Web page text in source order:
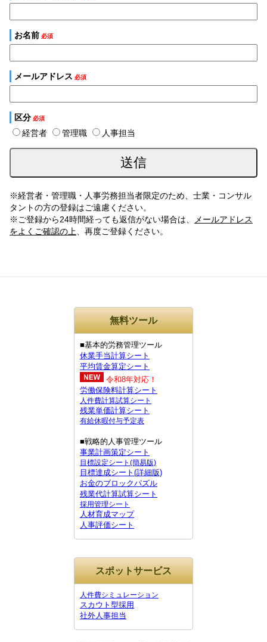
お名前 必須
メールアドレス 必須
区分必須
経営者 管理職 人事担当
※経営者・管理職・人事労務担当者限定のため、士業・コンサル
タントの方の登録はご遠慮ください。
※ご登録から24時間経っても返信がない場合は、
メールアドレス
をよくご確認の上 、再度ご登録ください。
無料ツール
■基本的労務管理ツール
休業手当計算シート
平均賃金算定シート
令和8年対応！
労働保険料計算シート
人件費計算試算シート
残業単価計算シート
有給休暇付与予定表
■戦略的人事管理ツール
事業計画策定シート
目標設定シート(簡易版)
目標達成シート(詳細版)
お金のブロックパズル
残業代計算試算シート
採用管理シート
人材育成マップ
人事評価シート
スポットサービス
人件費シミュレーション
スカウト型採用
社外人事担当